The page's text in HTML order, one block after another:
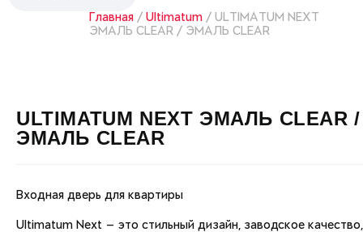
Главная / Ultimatum / ULTIMATUM NEXT
ЭМАЛЬ CLEAR / ЭМАЛЬ CLEAR
ULTIMATUM NEXT ЭМАЛЬ CLEAR /
ЭМАЛЬ CLEAR
Входная дверь для квартиры
Ultimatum Next — это стильный дизайн, заводское качество,